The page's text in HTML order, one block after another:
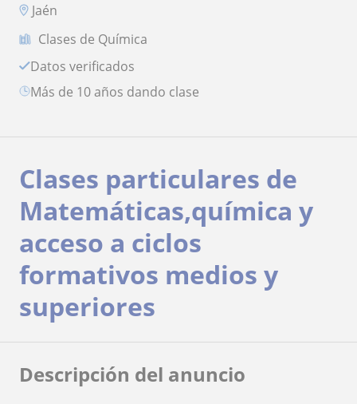
Jaén
Clases de Química
Datos verificados
más de 10 años dando clase
Clases particulares de
Matemáticas,química y
acceso a ciclos
formativos medios y
superiores
Descripción del anuncio